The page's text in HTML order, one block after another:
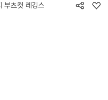
부츠컷 레깅스